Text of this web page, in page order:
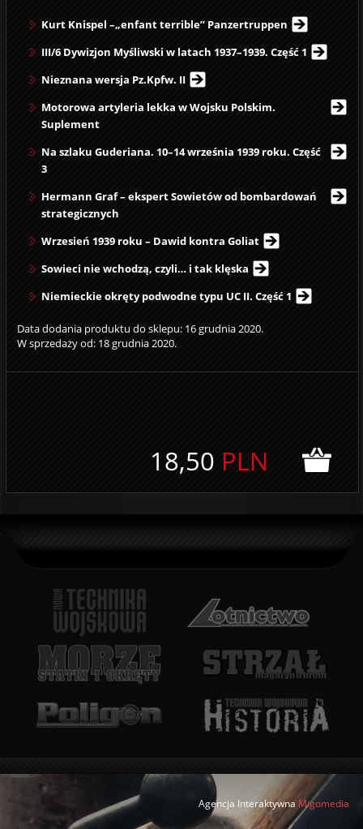
Kurt Knispel –„enfant terrible” Panzertruppen
III/6 Dywizjon Myśliwski w latach 1937–1939. Część 1
Nieznana wersja Pz.Kpfw. II
Motorowa artyleria lekka w Wojsku Polskim.
Suplement
Na szlaku Guderiana. 10–14 września 1939 roku. Część
3
Hermann Graf – ekspert Sowietów od bombardowań
strategicznych
Wrzesień 1939 roku – Dawid kontra Goliat
Sowieci nie wchodzą, czyli… i tak klęska
Niemieckie okręty podwodne typu UC II. Część 1
Data dodania produktu do sklepu: 16 grudnia 2020.
W sprzedaży od: 18 grudnia 2020.
18,50 PLN
Agencja Interaktywna Migomedia